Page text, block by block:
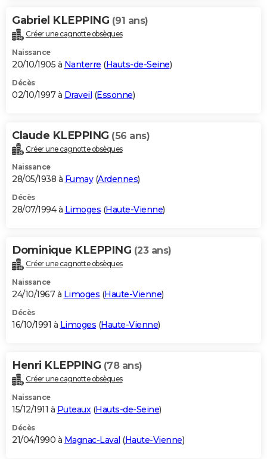
Gabriel KLEPPING (91 ans)
Créer une cagnotte obsèques
Naissance
20/10/1905 à Nanterre (Hauts-de-Seine)
Décès
02/10/1997 à Draveil (Essonne)
Claude KLEPPING (56 ans)
Créer une cagnotte obsèques
Naissance
28/05/1938 à Fumay(Ardennes)
Décès
28/07/1994 à Limoges (Haute-Vienne)
Dominique KLEPPING (23 ans)
Créer une cagnotte obsèques
Naissance
24/10/1967 à Limoges (Haute-Vienne)
Décès
16/10/1991 à Limoges (Haute-Vienne)
Henri KLEPPING (78 ans)
Créer une cagnotte obsèques
Naissance
15/12/1911 à Puteaux(Hauts-de-Seine)
Décès
21/04/1990 à Magnac-Laval (Haute-Vienne)